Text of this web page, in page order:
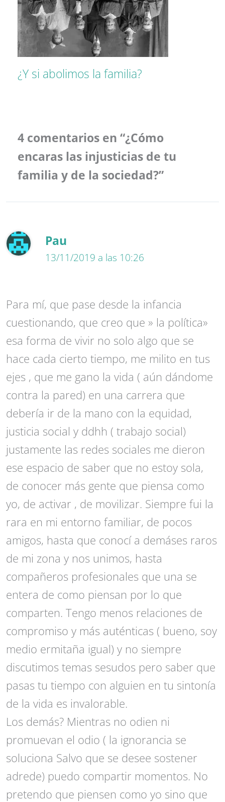
¿Y si abolimos la familia?
4 comentarios en “¿Cómo
encaras las injusticias de tu
familia y de la sociedad?”
Pau
13/11/2019 a las 10:26
Para mí, que pase desde la infancia
cuestionando, que creo que » la política»
esa forma de vivir no solo algo que se
hace cada cierto tiempo, me milito en tus
ejes , que me gano la vida ( aún dándome
contra la pared) en una carrera que
debería ir de la mano con la equidad,
justicia social y ddhh ( trabajo social)
justamente las redes sociales me dieron
ese espacio de saber que no estoy sola,
de conocer más gente que piensa como
yo, de activar , de movilizar. Siempre fui la
rara en mi entorno familiar, de pocos
amigos, hasta que conocí a demáses raros
de mi zona y nos unimos, hasta
compañeros profesionales que una se
entera de como piensan por lo que
comparten. Tengo menos relaciones de
compromiso y más auténticas ( bueno, soy
medio ermitaña igual) y no siempre
discutimos temas sesudos pero saber que
pasas tu tiempo con alguien en tu sintonía
de la vida es invalorable.
Los demás? Mientras no odien ni
promuevan el odio ( la ignorancia se
soluciona Salvo que se desee sostener
adrede) puedo compartir momentos. No
pretendo que piensen como yo sino que